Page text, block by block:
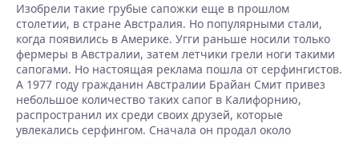
Изобрели такие грубые сапожки еще в прошлом
столетии, в стране Австралия. Но популярными стали,
когда появились в Америке. Угги раньше носили только
фермеры в Австралии, затем летчики грели ноги такими
сапогами. Но настоящая реклама пошла от серфингистов.
А 1977 году гражданин Австралии Брайан Смит привез
небольшое количество таких сапог в Калифорнию,
распространил их среди своих друзей, которые
увлекались серфингом. Сначала он продал около